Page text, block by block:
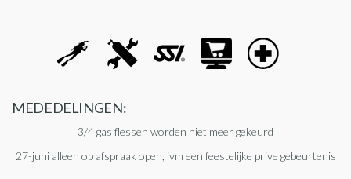
MEDEDELINGEN:
3/4 gas flessen worden niet meer gekeurd
27-juni alleen op afspraak open, ivm een feestelijke prive gebeurtenis